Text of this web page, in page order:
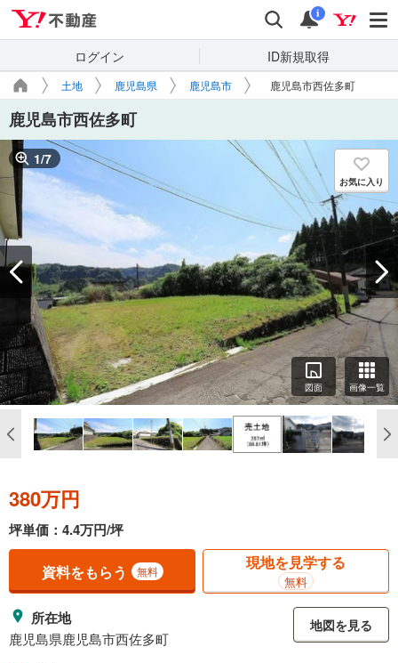
検索 通知
i
ログイン ID新規取得
土地 鹿児島県 鹿児島市 鹿児島市西佐多町
鹿児島市西佐多町
1/7
お気に入り
図面 画像一覧
380万円
坪単価：4.4万円/坪
資料をもらう 無料 現地を見学する
無料
所在地
鹿児島県鹿児島市西佐多町
地図を見る